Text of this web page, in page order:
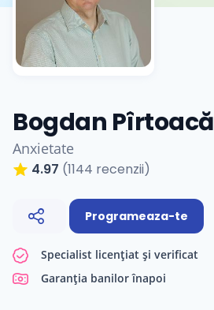
Bogdan Pîrtoacă
Anxietate
4.97 (1144 recenzii)
Programeaza-te
Specialist licențiat și verificat
Garanția banilor înapoi